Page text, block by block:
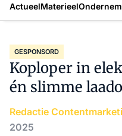
ActueelMaterieel
GESPONSORD
Koploper in
én slimme
Redactie
2025